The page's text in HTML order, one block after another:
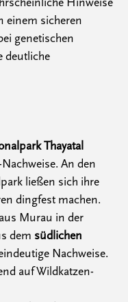
einem sicheren
genetischen
deutliche
Thayatal
An den
ließen sich ihre
dingfest machen.
Murau in der
dem südlichen
Nachweise.
auf Wildkatzen-